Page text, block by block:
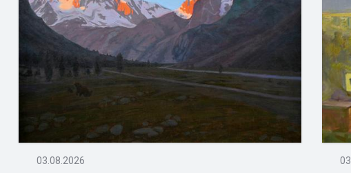
03.08.2026